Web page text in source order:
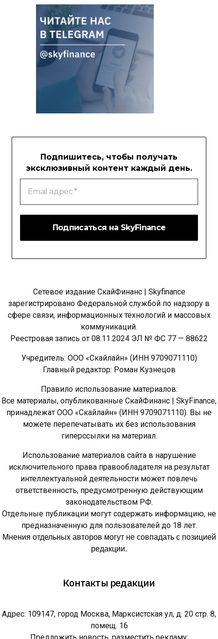
Подпишитесь, чтобы получать
эксклюзивный контент каждый день.
Email
адрес
Сетевое издание СкайФинанс | Skyfinance
зарегистрировано Федеральной службой по надзору в
сфере связи, информационных технологий и массовых
коммуникаций.
Реестровая запись от 08.11.2024 ЭЛ № ФС 77 — 88622
Учредитель: ООО «Скайлайн» (ИНН 9709071110)
Главный редактор: Роман Кузнецов
Правило использование материалов:
Все материалы, опубликованные СкайФинанс | SkyFinance,
принадлежат ООО «Скайлайн» (ИНН 9709071110). Вы не
можете перепечатывать их без использования
гиперссылки на материал.
Использование материалов сайта в нарушение
исключительного права правообладателя на результат
интеллектуальной деятельности может повлечь
ответственность, предусмотренную действующим
законодательством РФ.
Отдельные публикации могут содержать информацию, не
предназначенную для пользователей до 18 лет.
Мнения отдельных авторов могут не совпадать с позицией
редакции.
Контакты редакции
Адрес: 109147, город Москва, Марксистская ул, д. 20 стр. 8,
помещ. 16
Предложить новость, разместить рекламу: